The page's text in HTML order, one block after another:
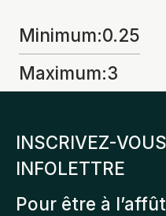
Minimum:0.25
Maximum:3
INSCRIVEZ-
INFOLETTRE
Pour être à